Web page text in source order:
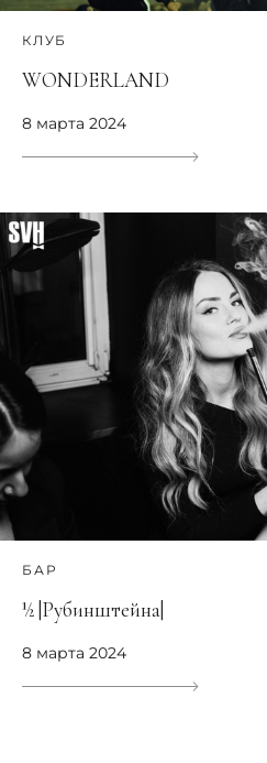
КЛУБ
WONDERLAND
8 марта 2024
БАР
½ |Рубинштейна|
8 марта 2024